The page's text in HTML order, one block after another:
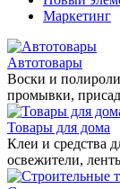
Маркетинг
Автотовары
Воски и
промывки,
Товары для дома
Клеи и средства
освежители,